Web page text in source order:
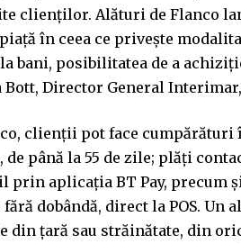
clienților. Alături de Flanco
în ceea ce privește
bani, posibilitatea de a
Director General
clienții pot face cumpărături
de până la 55 de zile; plăți
prin aplicația BT Pay, precum
dobândă, direct la POS. Un
din țară sau străinătate, din